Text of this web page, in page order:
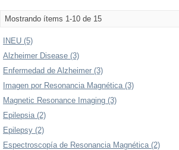
Mostrando ítems 1-10 de 15
INEU (5)
Alzheimer Disease (3)
Enfermedad de Alzheimer (3)
Imagen por Resonancia Magnética (3)
Magnetic Resonance Imaging (3)
Epilepsia (2)
Epilepsy (2)
Espectroscopía de Resonancia Magnética (2)